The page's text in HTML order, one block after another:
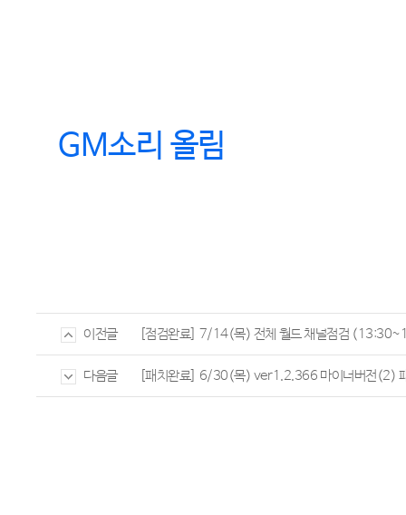
GM소리 올림
이전글 [점검완료] 7/14(목) 전체 월드 채널점검
다음글 [패치완료] 6/30(목) ver1.2.366 마이너버전(2)